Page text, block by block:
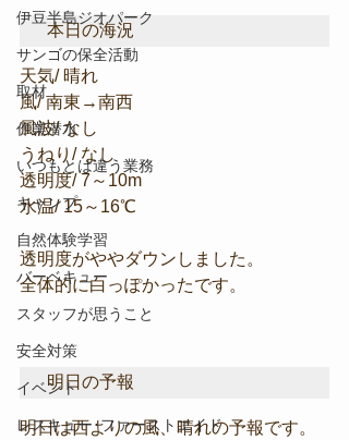
伊豆半島ジオパーク
サンゴの保全活動
取材
作業潜水
いつもとは違う業務
キャンプ
自然体験学習
バーベキュー
スタッフが思うこと
安全対策
イベント
レスキュー･ファーストエイド
本日の海況
天気/ 晴れ
風/ 南東→南西
風波/ なし
うねり/ なし
透明度/ 7～10m
水温/ 15～16℃
透明度がややダウンしました。
全体的に白っぽかったです。
明日の予報
明日は西よりの風、晴れの予報です。